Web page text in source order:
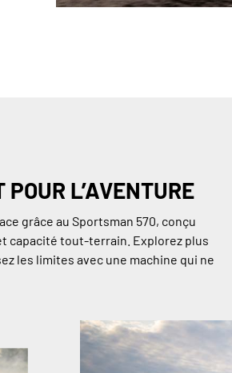
L’AVENTURE
grâce au Sportsman 570, conçu
capacité tout-terrain. Explorez plus
les limites avec une machine qui ne